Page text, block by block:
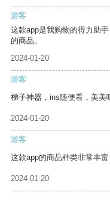
游客
这款app是我购物的得力助
的商品。
2024-01-20
游客
梯子神器，ins随便看，美美
2024-01-20
游客
这款app的商品种类非常丰
2024-01-20